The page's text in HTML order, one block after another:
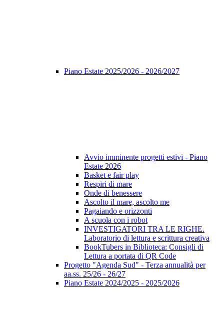
Piano Estate 2025/2026 - 2026/2027
Avvio imminente progetti estivi - Piano
Estate 2026
Basket e fair play
Respiri di mare
Onde di benessere
Ascolto il mare, ascolto me
Pagaiando e orizzonti
A scuola con i robot
INVESTIGATORI TRA LE RIGHE.
Laboratorio di lettura e scrittura creativa
BookTubers in Biblioteca: Consigli di
Lettura a portata di QR Code
Progetto "Agenda Sud" - Terza annualità per
aa.ss. 25/26 - 26/27
Piano Estate 2024/2025 - 2025/2026